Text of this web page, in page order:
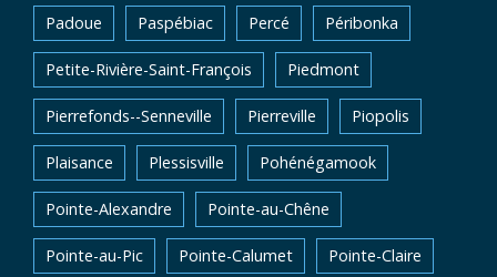
Padoue Paspébiac Percé Péribonka
Petite-Rivière-Saint-François Piedmont
Pierrefonds--Senneville Pierreville Piopolis
Plaisance Plessisville Pohénégamook
Pointe-Alexandre Pointe-au-Chêne
Pointe-au-Pic Pointe-Calumet Pointe-Claire